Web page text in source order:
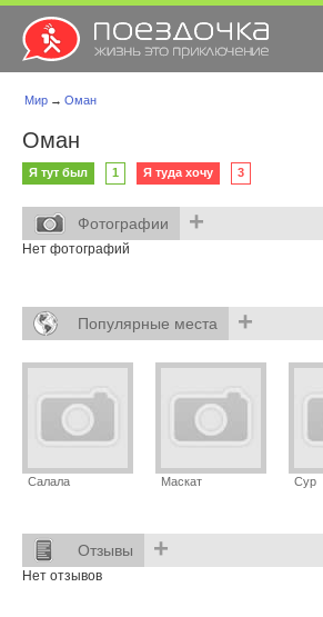
Мир → Оман
Оман
Я тут был 1 Я туда хочу 3
Фотографии +
Нет фотографий
Популярные места +
Салала Маскат Сур
Отзывы +
Нет отзывов